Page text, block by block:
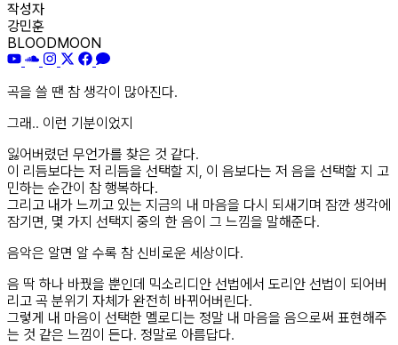
작성자
강민훈
BLOODMOON
곡을 쓸 땐 참 생각이 많아진다.
그래.. 이런 기분이었지
잃어버렸던 무언가를 찾은 것 같다.
이 리듬보다는 저 리듬을 선택할 지, 이 음보다는 저 음을 선택할 지 고
민하는 순간이 참 행복하다.
그리고 내가 느끼고 있는 지금의 내 마음을 다시 되새기며 잠깐 생각에
잠기면, 몇 가지 선택지 중의 한 음이 그 느낌을 말해준다.
음악은 알면 알 수록 참 신비로운 세상이다.
음 딱 하나 바꿨을 뿐인데 믹소리디안 선법에서 도리안 선법이 되어버
리고 곡 분위기 자체가 완전히 바뀌어버린다.
그렇게 내 마음이 선택한 멜로디는 정말 내 마음을 음으로써 표현해주
는 것 같은 느낌이 든다. 정말로 아름답다.